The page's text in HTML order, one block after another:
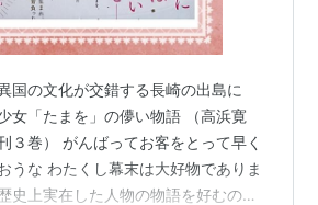
ワレ
国の文化が交錯する長崎の出島に
女「たまを」の儚い物語 （高浜寛
３巻） がんばってお客をとって早く
うな わたくし幕末は大好物でありま
史上実在した人物の物語を好むので